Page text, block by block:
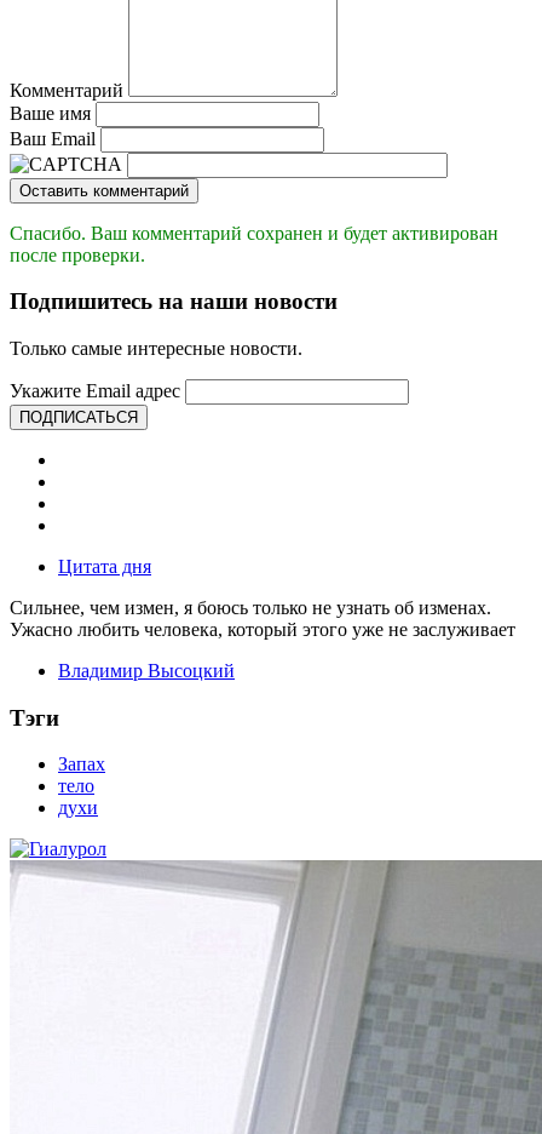
Комментарий
Ваше имя
Ваш Email
Оставить комментарий
Спасибо. Ваш комментарий сохранен и будет активирован
после проверки.
Подпишитесь на наши новости
Только самые интересные новости.
Укажите Email адрес
ПОДПИСАТЬСЯ
Цитата дня
Сильнее, чем измен, я боюсь только не узнать об изменах.
Ужасно любить человека, который этого уже не заслуживает
Владимир Высоцкий
Тэги
Запах
тело
духи